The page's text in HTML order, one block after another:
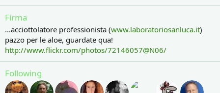
Firma
...acciottolatore professionista (www.laboratoriosanluca.it)
pazzo per le aloe, guardate qua!
http://www.flickr.com/photos/72146057@N06/
Following